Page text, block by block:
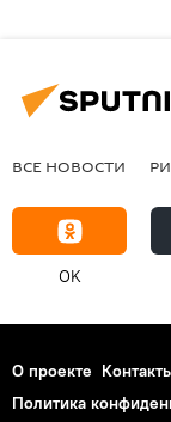
ВСЕ НОВОСТИ
OK
О проекте
Политика